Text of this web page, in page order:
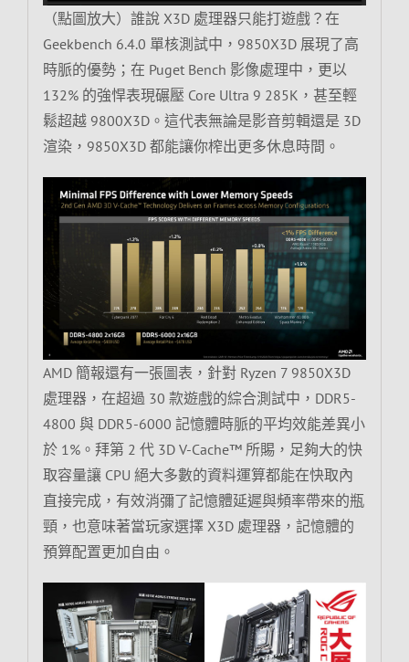
（點圖放大）誰說 X3D 處理器只能打遊戲？在
Geekbench 6.4.0 單核測試中，9850X3D 展現了高
時脈的優勢；在 Puget Bench 影像處理中，更以
132% 的強悍表現碾壓 Core Ultra 9 285K，甚至輕
鬆超越 9800X3D。這代表無論是影音剪輯還是 3D
渲染，9850X3D 都能讓你榨出更多休息時間。
AMD 簡報還有一張圖表，針對 Ryzen 7 9850X3D
處理器，在超過 30 款遊戲的綜合測試中，DDR5-
4800 與 DDR5-6000 記憶體時脈的平均效能差異小
於 1%。拜第 2 代 3D V-Cache™ 所賜，足夠大的快
取容量讓 CPU 絕大多數的資料運算都能在快取內
直接完成，有效消彌了記憶體延遲與頻率帶來的瓶
頸，也意味著當玩家選擇 X3D 處理器，記憶體的
預算配置更加自由。